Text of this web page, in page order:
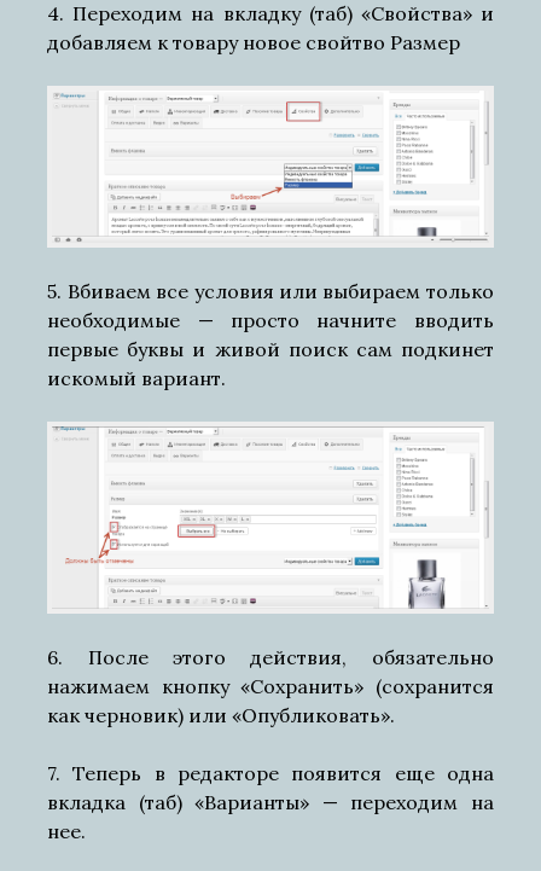
4. Переходим на вкладку (таб) «Свойства» и
добавляем к товару новое свойтво Размер
5. Вбиваем все условия или выбираем только
необходимые — просто начните вводить
первые буквы и живой поиск сам подкинет
искомый вариант.
6. После этого действия, обязательно
нажимаем кнопку «Сохранить» (сохранится
как черновик) или «Опубликовать».
7. Теперь в редакторе появится еще одна
вкладка (таб) «Варианты» — переходим на
нее.